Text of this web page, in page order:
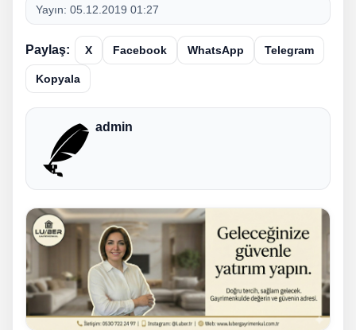
Yayın: 05.12.2019 01:27
Paylaş: X Facebook WhatsApp Telegram
Kopyala
admin